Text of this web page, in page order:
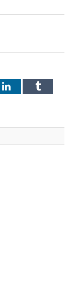
LinkedInTumblr